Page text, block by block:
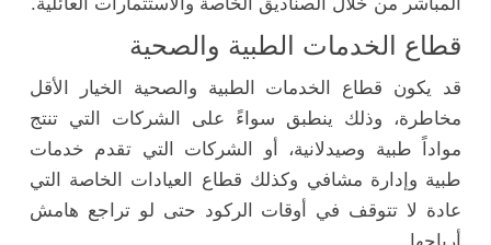
قطاع الخدمات الطبية والصحية
قد يكون قطاع الخدمات الطبية والصحية الخيار الأقل
مخاطرة، وذلك ينطبق سواءً على الشركات التي تنتج
مواداً طبية وصيدلانية، أو الشركات التي تقدم خدمات
طبية وإدارة مشافي وكذلك قطاع العيادات الخاصة التي
عادة لا تتوقف في أوقات الركود حتى لو تراجع هامش